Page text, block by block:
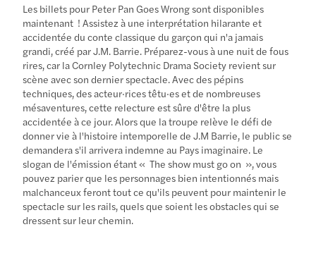
Les billets pour Peter Pan Goes Wrong sont disponibles
maintenant ! Assistez à une interprétation hilarante et
accidentée du conte classique du garçon qui n'a jamais
grandi, créé par J.M. Barrie. Préparez-vous à une nuit de fous
rires, car la Cornley Polytechnic Drama Society revient sur
scène avec son dernier spectacle. Avec des pépins
techniques, des acteur·rices têtu·es et de nombreuses
mésaventures, cette relecture est sûre d'être la plus
accidentée à ce jour. Alors que la troupe relève le défi de
donner vie à l'histoire intemporelle de J.M Barrie, le public se
demandera s'il arrivera indemne au Pays imaginaire. Le
slogan de l'émission étant « The show must go on », vous
pouvez parier que les personnages bien intentionnés mais
malchanceux feront tout ce qu'ils peuvent pour maintenir le
spectacle sur les rails, quels que soient les obstacles qui se
dressent sur leur chemin.